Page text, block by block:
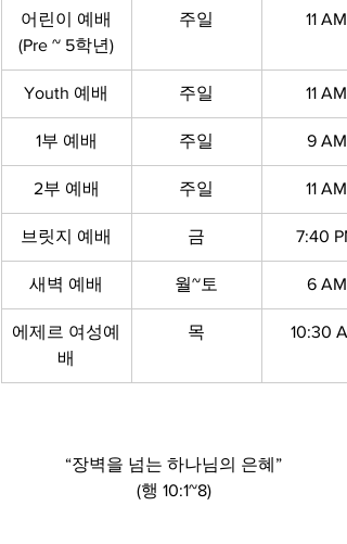
어린이 예배
(Pre ~ 5학년)
주일 11 AM
Youth 예배 주일 11 AM
1부 예배 주일 9 AM
2부 예배 주일 11 AM
브릿지 예배 금 7:40 PM
새벽 예배 월~토 6 AM
에제르 여성예
배
목 10:30
“장벽을 넘는 하나님의 은혜”
(행 10:1~8)